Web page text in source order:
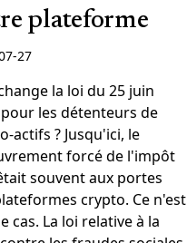
plateforme
27
la loi du 25 juin
les détenteurs de
actifs ? Jusqu'ici, le
forcé de l'impôt
souvent aux portes
crypto. Ce n'est
cas. La loi relative à la